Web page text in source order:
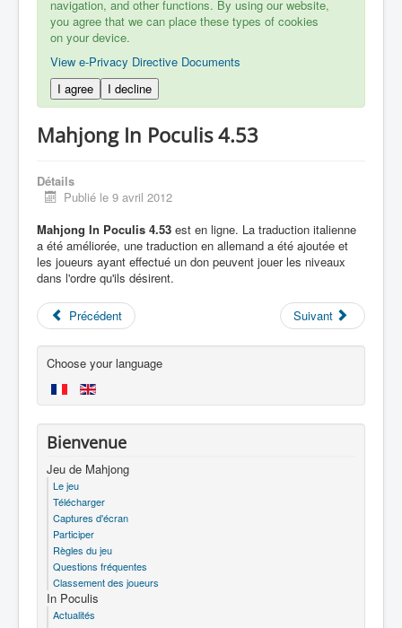
navigation, and other functions. By using our website,
you agree that we can place these types of cookies
on your device.
View e-Privacy Directive Documents
I agree
I decline
Mahjong In Poculis 4.53
Détails
Publié le 9 avril 2012
Mahjong In Poculis 4.53 est en ligne. La traduction italienne
a été améliorée, une traduction en allemand a été ajoutée et
les joueurs ayant effectué un don peuvent jouer les niveaux
dans l'ordre qu'ils désirent.
Précédent Suivant
Choose your language
Bienvenue
Jeu de Mahjong
Le jeu
Télécharger
Captures d'écran
Participer
Règles du jeu
Questions fréquentes
Classement des joueurs
In Poculis
Actualités